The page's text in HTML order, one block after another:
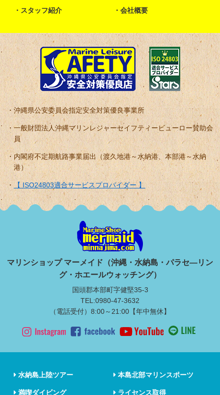
スタッフ紹介 会社概要
沖縄県公安委員会指定安全対策優良事業所
一般財団法人沖縄マリンレジャーセイフティービューロー賛助会
員
内閣府不定期航路事業届出（渡久地港～水納港、本部港～水納
港）
【 ISO24803適合サービスプロバイダー 】
マリンショップ マーメイド（沖縄・水納島・パラセ―リン
グ・ホエールウォッチング）
国頭郡本部町字健堅35-3
TEL:0980-47-3632
（電話受付）8:00～21:00【年中無休】
水納島上陸ツアー 本島北部マリンスポーツ
満喫ダイビング ライセンス取得